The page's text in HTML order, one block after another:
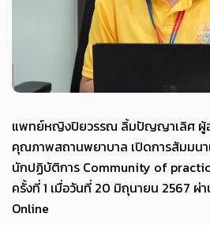
แพทย์หญิงปิยวรรณ ลิ้มปัญญาเลิศ ผู้อ
คุณภาพสถานพยาบาล เปิดการสัมมน
นักปฏิบัติการ Community of
ครั้งที่ 1 เมื่อวันที่ 20 มิถุนายน 2567 ผ่
Online